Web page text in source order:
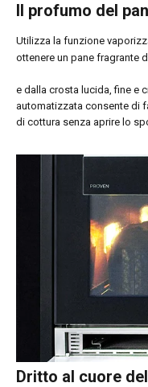
Il profumo del
Utilizza la funzione
ottenere un pane fragrante
e dalla crosta lucida, fine e
automatizzata consente di
di cottura senza aprire lo
Dritto al cuore